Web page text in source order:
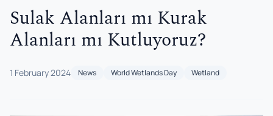
Sulak Alanları mı Kurak
Alanları mı Kutluyoruz?
1 February 2024 News World Wetlands Day Wetland